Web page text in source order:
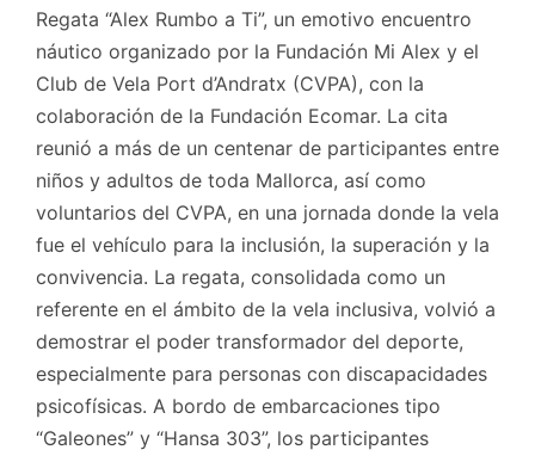
Regata “Alex Rumbo a Ti”, un emotivo encuentro
náutico organizado por la Fundación Mi Alex y el
Club de Vela Port d’Andratx (CVPA), con la
colaboración de la Fundación Ecomar. La cita
reunió a más de un centenar de participantes entre
niños y adultos de toda Mallorca, así como
voluntarios del CVPA, en una jornada donde la vela
fue el vehículo para la inclusión, la superación y la
convivencia. La regata, consolidada como un
referente en el ámbito de la vela inclusiva, volvió a
demostrar el poder transformador del deporte,
especialmente para personas con discapacidades
psicofísicas. A bordo de embarcaciones tipo
“Galeones” y “Hansa 303”, los participantes